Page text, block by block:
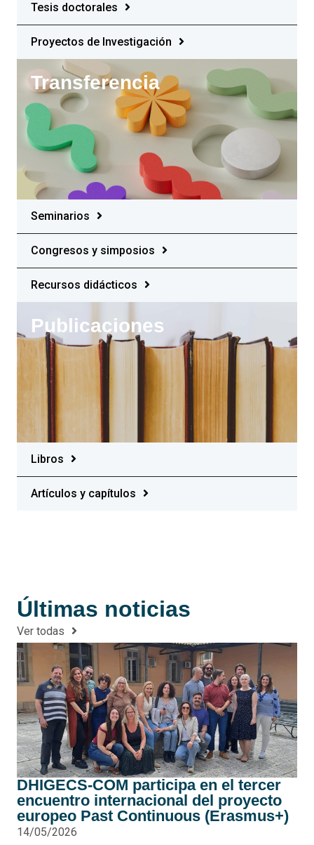
Tesis doctorales
Proyectos de Investigación
Transferencia
Seminarios
Congresos y simposios
Recursos didácticos
Publicaciones
Libros
Artículos y capítulos
Últimas noticias
Ver todas
DHIGECS-COM participa en el tercer
encuentro internacional del proyecto
europeo Past Continuous (Erasmus+)
14/05/2026